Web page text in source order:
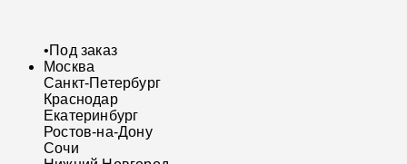
•Под заказ
Москва
Санкт-Петербург
Краснодар
Екатеринбург
Ростов-на-Дону
Сочи